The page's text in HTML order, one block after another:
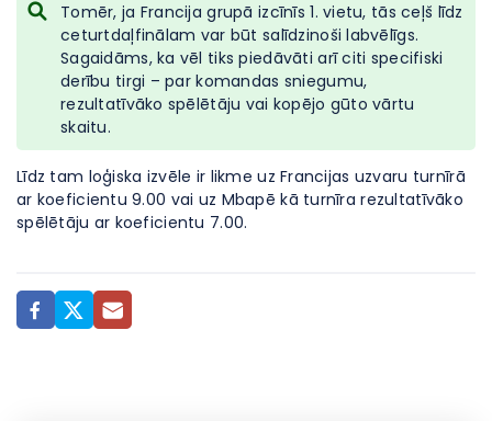
Tomēr, ja Francija grupā izcīnīs 1. vietu, tās ceļš līdz
ceturtdaļfinālam var būt salīdzinoši labvēlīgs.
Sagaidāms, ka vēl tiks piedāvāti arī citi specifiski
derību tirgi – par komandas sniegumu,
rezultatīvāko spēlētāju vai kopējo gūto vārtu
skaitu.
Līdz tam loģiska izvēle ir likme uz Francijas uzvaru turnīrā
ar koeficientu 9.00 vai uz Mbapē kā turnīra rezultatīvāko
spēlētāju ar koeficientu 7.00.